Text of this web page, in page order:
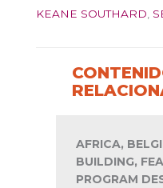
KEANE SOUTHARD,
AFRICA,
BUILDING,
PROGRAM